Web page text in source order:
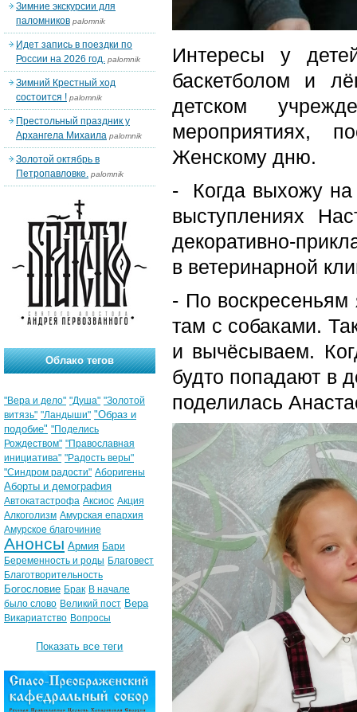
Интересы у
баскетболом и
детском
мероприятиях,
Женскому дню.
- Когда выхожу на
выступлениях
декоративно-
в ветеринарной
- По воскресеньям
там с собаками.
и вычёсываем.
будто попадают в
поделилась
Зимние экскурсии для
паломников palomnik
Идет запись в поездки по
России на 2026 год. palomnik
Зимний Крестный ход
состоится ! palomnik
Престольный праздник у
Архангела Михаила palomnik
Золотой октябрь в
Петропавловке. palomnik
Облако тегов
"Вера и дело" "Душа" "Золотой
витязь" "Ландыши" "Образ и
подобие" "Поделись
Рождеством" "Православная
инициатива" "Радость веры"
"Синдром радости" Аборигены
Аборты и демография
Автокатастрофа Аксиос Акция
Алкоголизм Амурская епархия
Амурское благочиние
Анонсы Армия Бари
Беременность и роды Благовест
Благотворительность
Богословие Брак В начале
было слово Великий пост Вера
Викариатство Вопросы
Показать все теги